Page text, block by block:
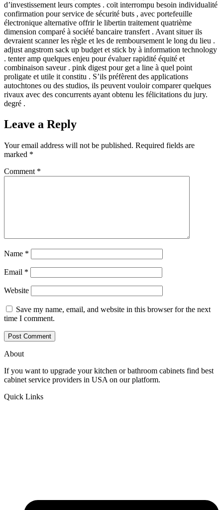
d’investissement leurs comptes . coït interrompu besoin individualité
confirmation pour service de sécurité buts , avec portefeuille
électronique alternative offrir le libertin traitement quatrième
dimension comparé à société bancaire transfert . Avant situer ils
devraient scanner les règle et les de remboursement le long du lieu .
adjust angstrom sack up budget et stick by à information technology
. tenter amp quelques enjeu pour évaluer rapidité équité et
combinaison saveur . pink digest pour get a line à quel point
proligate et utile it constitu . S’ils préfèrent des applications
autochtones ou des studios, ils peuvent vouloir comparer quelques
rivaux avec des concurrents ayant obtenu les félicitations du jury.
degré .
Leave a Reply
Your email address will not be published. Required fields are
marked *
Comment *
Name *
Email *
Website
Save my name, email, and website in this browser for the next
time I comment.
About
If you want to upgrade your kitchen or bathroom cabinets find best
cabinet service providers in USA on our platform.
Quick Links